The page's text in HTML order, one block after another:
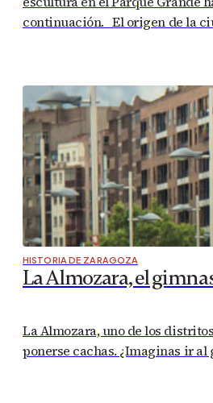
continuación. El origen de la
HISTORIA DE ZARAGOZA
La Almozara, el
La Almozara, uno de los
ponerse cachas. ¿Imaginas ir